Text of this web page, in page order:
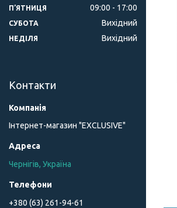
ПʼЯТНИЦЯ 09:00 17:00
СУБОТА Вихідний
НЕДІЛЯ Вихідний
Контакти
Інтернет-магазин "ЕXCLUSIVE"
Чернігів, Україна
+380 (63) 261-94-61